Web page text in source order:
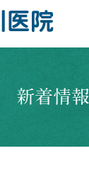
新着情報